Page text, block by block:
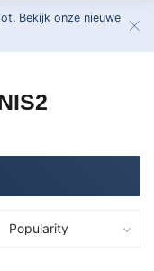
Bekijk onze nieuwe